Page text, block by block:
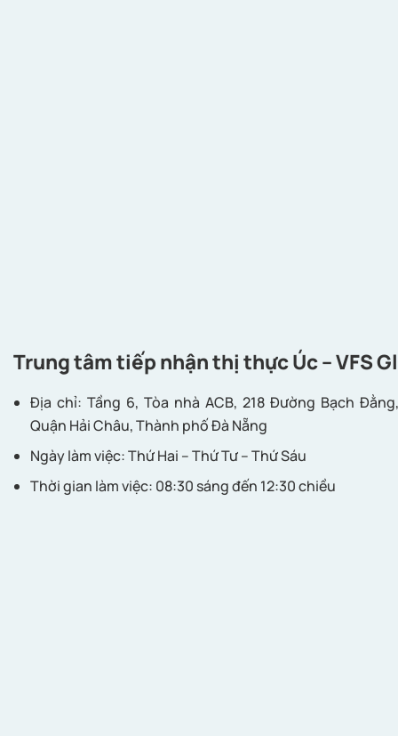
Trung tâm tiếp nhận thị thực Úc – VFS
Địa chỉ: Tầng 6, Tòa nhà ACB, 218 Đường Bạch
Quận Hải Châu, Thành phố Đà Nẵng
Ngày làm việc: Thứ Hai – Thứ Tư – Thứ Sáu
Thời gian làm việc: 08:30 sáng đến 12:30 chiều